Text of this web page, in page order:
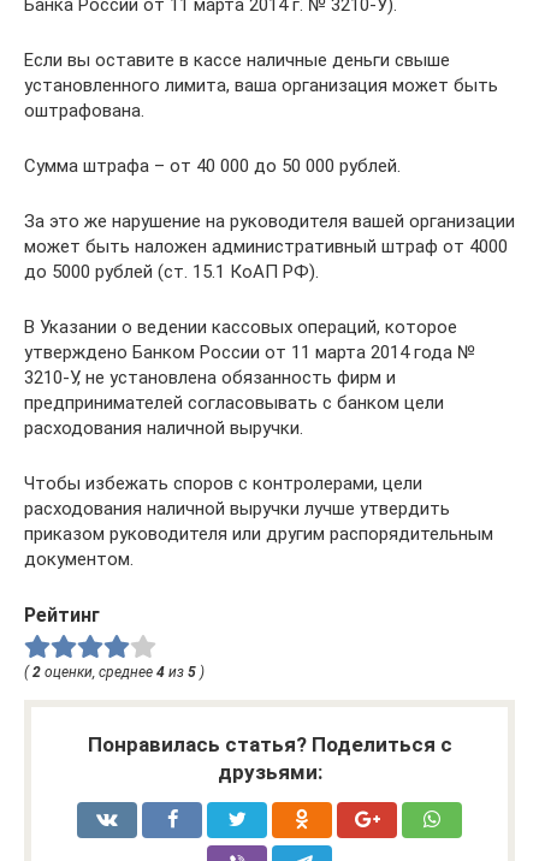
Банка России от 11 марта 2014 г. № 3210-У).
Если вы оставите в кассе наличные деньги свыше
установленного лимита, ваша организация может быть
оштрафована.
Сумма штрафа – от 40 000 до 50 000 рублей.
За это же нарушение на руководителя вашей организации
может быть наложен административный штраф от 4000
до 5000 рублей (ст. 15.1 КоАП РФ).
В Указании о ведении кассовых операций, которое
утверждено Банком России от 11 марта 2014 года №
3210-У, не установлена обязанность фирм и
предпринимателей согласовывать с банком цели
расходования наличной выручки.
Чтобы избежать споров с контролерами, цели
расходования наличной выручки лучше утвердить
приказом руководителя или другим распорядительным
документом.
Рейтинг
(2 оценки, среднее 4 из 5 )
Понравилась статья? Поделиться с
друзьями: